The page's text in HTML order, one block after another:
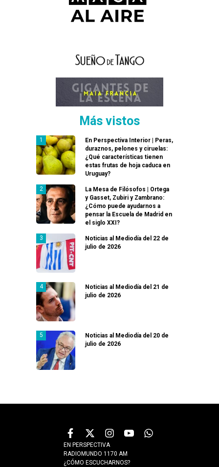
Más vistos
En Perspectiva Interior | Peras,
duraznos, pelones y ciruelas:
¿Qué características tienen
estas frutas de hoja caduca en
Uruguay?
La Mesa de Filósofos | Ortega
y Gasset, Zubiri y Zambrano:
¿Cómo puede ayudarnos a
pensar la Escuela de Madrid en
el siglo XXI?
Noticias al Mediodía del 22 de
julio de 2026
Noticias al Mediodía del 21 de
julio de 2026
Noticias al Mediodía del 20 de
julio de 2026
EN PERSPECTIVA
RADIOMUNDO 1170 AM
¿CÓMO ESCUCHARNOS?